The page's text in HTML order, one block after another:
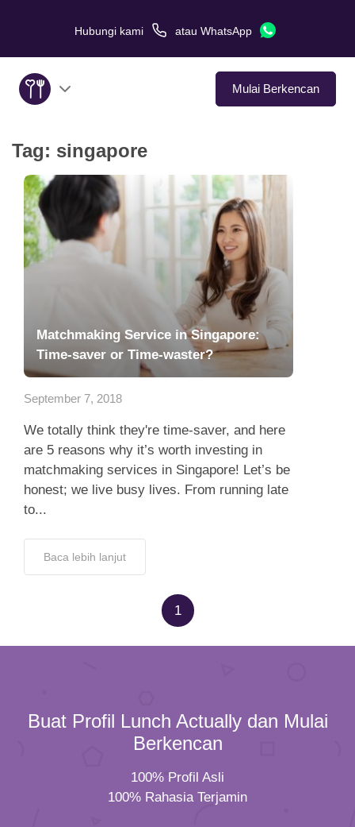
Hubungi kami atau WhatsApp
Mulai Berkencan
Tentang Kami
Layanan
Kisah Cinta
Di Media
Hubungi Kami
Tag: singapore
Matchmaking Service in Singapore:
Time-saver or Time-waster?
September 7, 2018
We totally think they're time-saver, and here
are 5 reasons why it’s worth investing in
matchmaking services in Singapore! Let’s be
honest; we live busy lives. From running late
to...
Baca lebih lanjut
1
Buat Profil Lunch Actually dan Mulai
Berkencan
100% Profil Asli
100% Rahasia Terjamin